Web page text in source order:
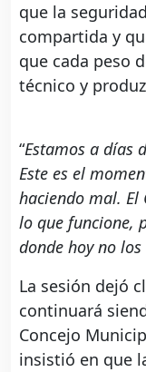
que la
compartida y
que cada peso
técnico y
“Estamos a días
Este es el
haciendo mal. El
lo que funcione,
donde hoy no los
La sesión dejó
continuará
Concejo
insistió en que